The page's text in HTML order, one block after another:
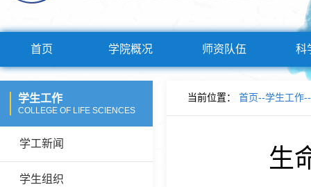
首页 学院概况 师资队伍 科
学生工作
COLLEGE OF LIFE SCIENCES
学工新闻
学生组织
当前位置： 首页--学生工作--
生